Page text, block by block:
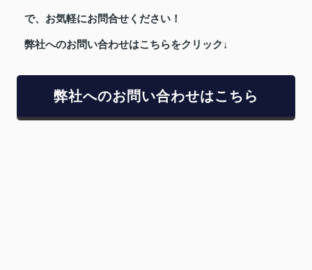
で、お気軽にお問合せください！
弊社へのお問い合わせはこちらをクリック↓
弊社へのお問い合わせはこちら